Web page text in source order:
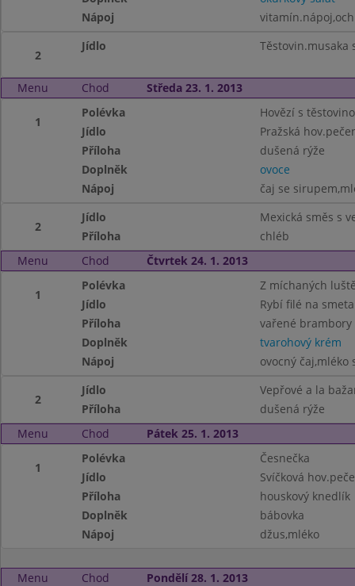
Nápoj
2
Jídlo Těstovin.musaka
Menu Chod Středa 23. 1. 2013
1
Polévka
Hovězí s
Jídlo
Pražská
Příloha
dušená rýže
Doplněk
ovoce
Nápoj
čaj se
2
Jídlo
Mexická směs s
Příloha
chléb
Menu
Chod Čtvrtek 24. 1. 2013
1
Polévka
Z míchaných
Jídlo
Rybí filé na
Příloha
vařené brambory
Doplněk
tvarohový krém
Nápoj
ovocný čaj,mléko
2
Jídlo
Vepřové a la
Příloha
dušená rýže
Menu
Chod Pátek 25. 1. 2013
1
Polévka
Česnečka
Jídlo
Svíčková
Příloha
houskový knedlík
Doplněk
bábovka
Nápoj
džus,mléko
Menu Chod Pondělí 28. 1. 2013